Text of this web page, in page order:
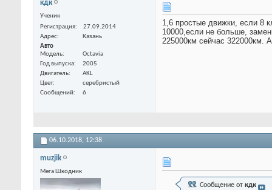
кдк
Ученик
Регистрация
27.09.2014
Адрес
Казань
Авто
Модель
Octavia
Год выпуска
2005
Двигатель
AKL
Цвет
серебристый
Сообщений
6
1,6 простые движки, если 8
10000,если не больше,
225000км сейчас 322000км.
06.10.2018, 12:38
muzjik
Мега Шкодник
Сообщение от кдк